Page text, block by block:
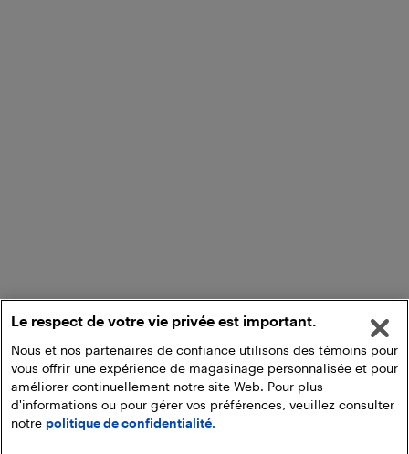
Ajouter au panier
Le respect de votre vie privée est important.
Nous et nos partenaires de confiance utilisons des témoins pour
vous offrir une expérience de magasinage personnalisée et pour
améliorer continuellement notre site Web. Pour plus
d'informations ou pour gérer vos préférences, veuillez consulter
notre politique de confidentialité.